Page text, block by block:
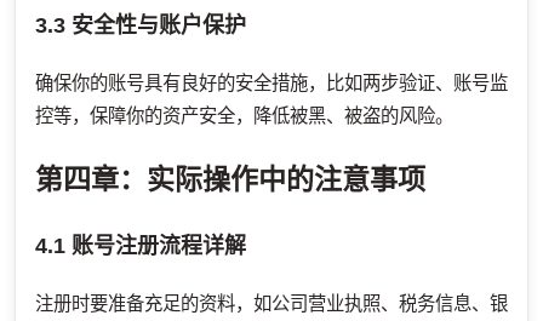
3.3 安全性与账户保护
确保你的账号具有良好的安全措施，比如两步验证、账号监
控等，保障你的资产安全，降低被黑、被盗的风险。
第四章：实际操作中的注意事项
4.1 账号注册流程详解
注册时要准备充足的资料，如公司营业执照、税务信息、银